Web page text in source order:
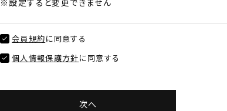
会員規約に同意する
個人情報保護方針に同意する
次へ